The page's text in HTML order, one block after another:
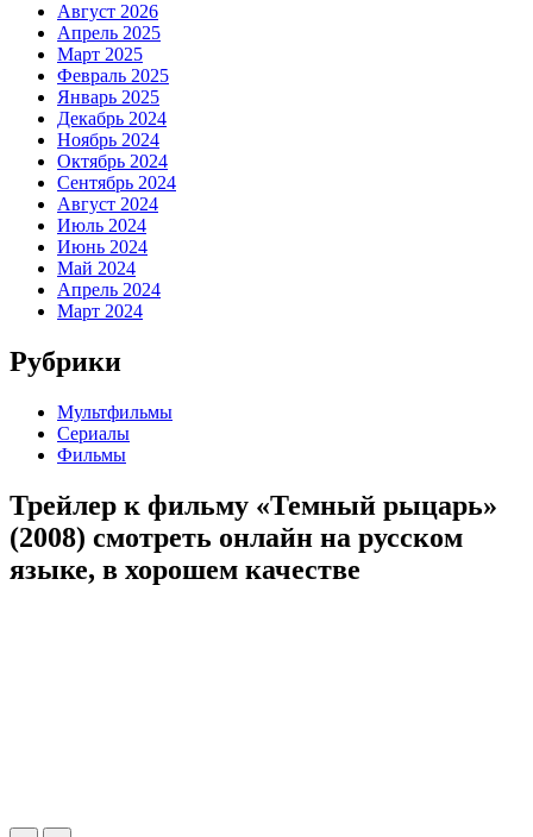
Август 2026
Апрель 2025
Март 2025
Февраль 2025
Январь 2025
Декабрь 2024
Ноябрь 2024
Октябрь 2024
Сентябрь 2024
Август 2024
Июль 2024
Июнь 2024
Май 2024
Апрель 2024
Март 2024
Рубрики
Мультфильмы
Сериалы
Фильмы
Трейлер к фильму «Темный рыцарь»
(2008) cмотреть онлайн на русском
языке, в хорошем качестве